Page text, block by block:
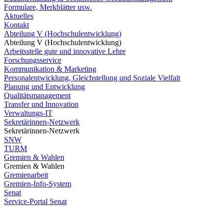
Formulare, Merkblätter usw.
Aktuelles
Kontakt
Abteilung V (Hochschulentwicklung)
Abteilung V (Hochschulentwicklung)
Arbeitsstelle gute und innovative Lehre
Forschungsservice
Kommunikation & Marketing
Personalentwicklung, Gleichstellung und Soziale Vielfalt
Planung und Entwicklung
Qualitätsmanagement
Transfer und Innovation
Verwaltungs-IT
Sekretärinnen-Netzwerk
Sekretärinnen-Netzwerk
SNW
TURM
Gremien & Wahlen
Gremien & Wahlen
Gremienarbeit
Gremien-Info-System
Senat
Service-Portal Senat